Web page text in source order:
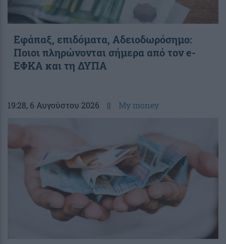
Εφάπαξ, επιδόματα, Αδειοδωρόσημο:
Ποιοι πληρώνονται σήμερα από τον e-
ΕΦΚΑ και τη ΔΥΠΑ
19:28, 6 Αυγούστου 2026 || My money